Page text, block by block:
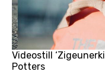
Videostill
Potters